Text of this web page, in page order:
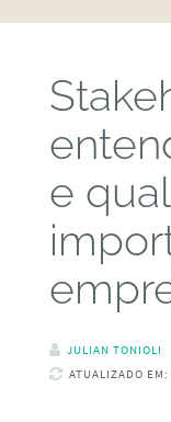
e
JULIAN TONIOLI
ATUALIZADO